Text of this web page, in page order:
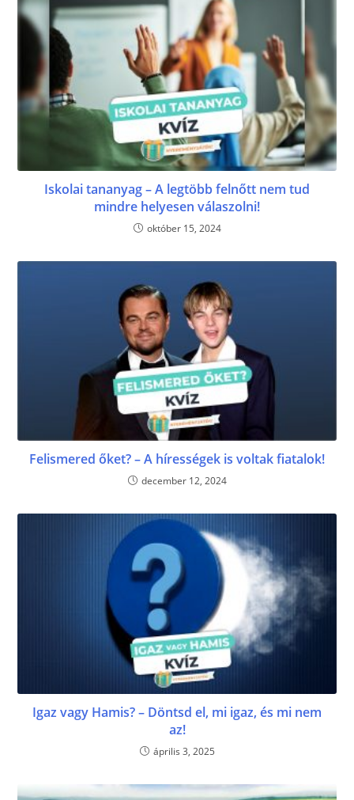
Iskolai tananyag – A legtöbb felnőtt nem tud
mindre helyesen válaszolni!
október 15, 2024
Felismered őket? – A hírességek is voltak fiatalok!
december 12, 2024
Igaz vagy Hamis? – Döntsd el, mi igaz, és mi nem
az!
április 3, 2025